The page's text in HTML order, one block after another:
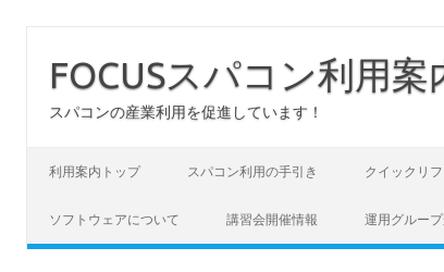
FOCUSスパコン利用案
スパコンの産業利用を促進しています！
利用案内トップ スパコン利用の手引き クイックリ
ソフトウェアについて 講習会開催情報 運用グルー